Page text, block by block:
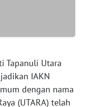
Tapanuli Utara
IAKN
dengan nama
(UTARA) telah